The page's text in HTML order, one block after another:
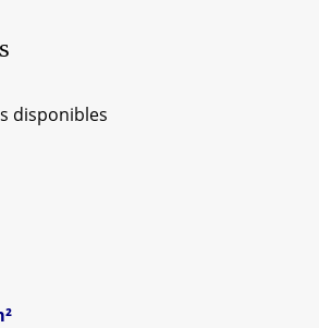
disponibles